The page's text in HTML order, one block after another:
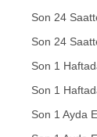
Son 24
Son 24
Son 1
Son 1
Son 1 Ayda